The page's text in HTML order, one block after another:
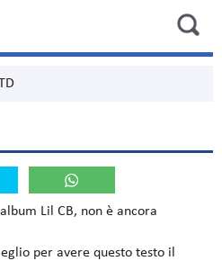
Lil CB, non è ancora
per avere questo testo il